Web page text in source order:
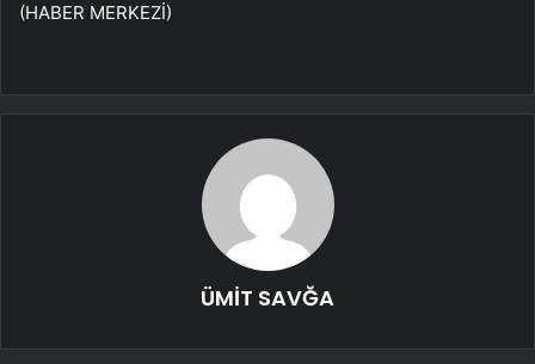
(HABER MERKEZİ)
ÜMİT SAVĞA